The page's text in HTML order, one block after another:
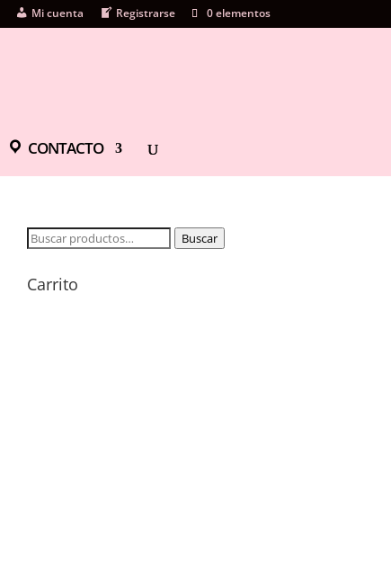
Mi cuenta Registrarse 0 elementos
CONTACTO
Buscar
Buscar
Carrito